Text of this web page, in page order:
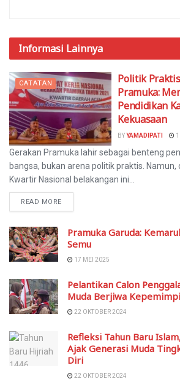
Informasi Lainnya
CATATAN
Politik
Pramuka:
Pendidikan
Kekuasaan
BYYAMADIPATI
Gerakan Pramuka lahir sebagai benteng
bangsa, bukan arena politik praktis.
Kwartir Nasional belakangan ini...
READ MORE
Pramuka Garuda:
Semu
17 MEI 2025
Pelantikan Calon
Muda Berjiwa
22 OKTOBER 2024
Refleksi Tahun Baru
Ajak Generasi Muda
Diri
22 OKTOBER 2024